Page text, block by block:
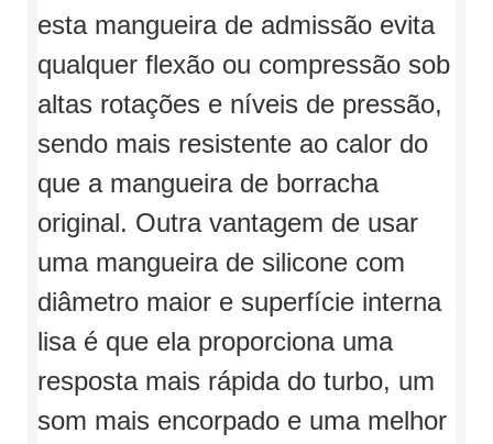
esta mangueira de admissão evita
qualquer flexão ou compressão sob
altas rotações e níveis de pressão,
sendo mais resistente ao calor do
que a mangueira de borracha
original. Outra vantagem de usar
uma mangueira de silicone com
diâmetro maior e superfície interna
lisa é que ela proporciona uma
resposta mais rápida do turbo, um
som mais encorpado e uma melhor